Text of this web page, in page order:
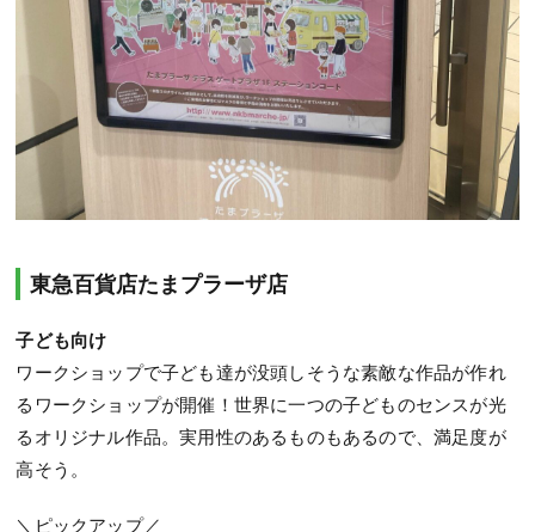
東急百貨店たまプラーザ店
子ども向け
ワークショップで子ども達が没頭しそうな素敵な作品が作れ
るワークショップが開催！世界に一つの子どものセンスが光
るオリジナル作品。実用性のあるものもあるので、満足度が
高そう。
＼ピックアップ／